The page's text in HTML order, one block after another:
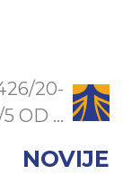
20-
OD ...
NOVIJE